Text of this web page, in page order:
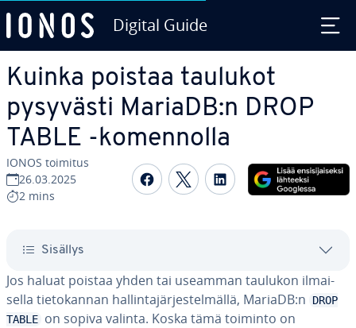
Digital Guide
Kuinka poistaa taulukot
pysyvästi MariaDB:n DROP
TABLE -ko­men­nol­la
IONOS toimitus
26.03.2025
2 mins
Jaa Face­boo­kis­sa
Jaa Twit­te­ris­sä
Jaa Lin­ke­dI­nis­sä
Sisällys
Jos haluat poistaa yhden tai useamman taulukon il­mai­
sel­la tie­to­kan­nan hal­lin­ta­jär­jes­tel­mäl­lä, MariaDB:n
DROP
TABLE on sopiva valinta. Koska tämä toiminto on